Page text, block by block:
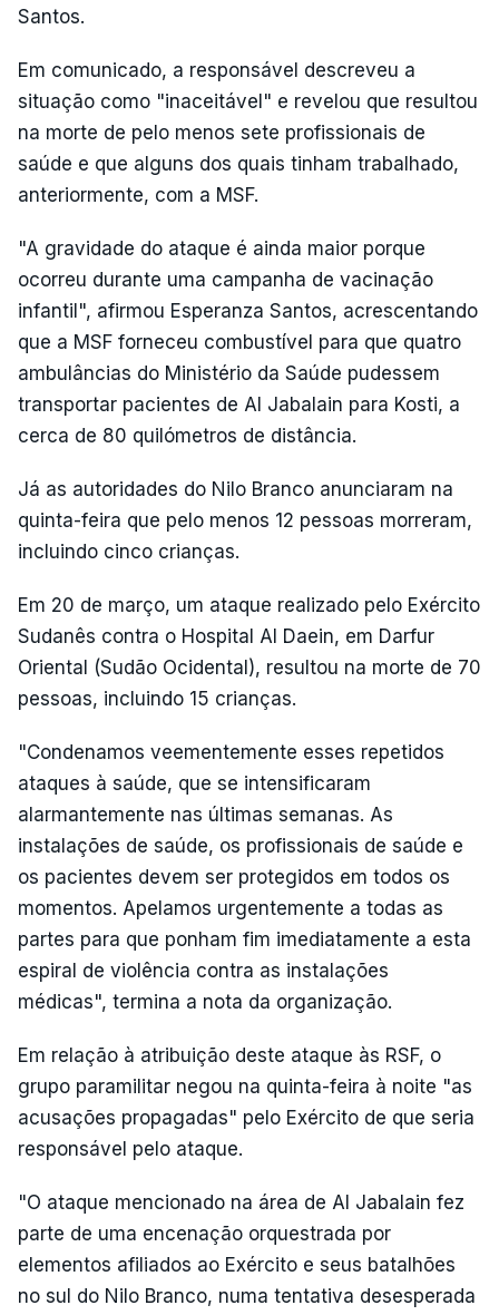
Santos.
Em comunicado, a responsável descreveu a
situação como "inaceitável" e revelou que resultou
na morte de pelo menos sete profissionais de
saúde e que alguns dos quais tinham trabalhado,
anteriormente, com a MSF.
"A gravidade do ataque é ainda maior porque
ocorreu durante uma campanha de vacinação
infantil", afirmou Esperanza Santos, acrescentando
que a MSF forneceu combustível para que quatro
ambulâncias do Ministério da Saúde pudessem
transportar pacientes de Al Jabalain para Kosti, a
cerca de 80 quilómetros de distância.
Já as autoridades do Nilo Branco anunciaram na
quinta-feira que pelo menos 12 pessoas morreram,
incluindo cinco crianças.
Em 20 de março, um ataque realizado pelo Exército
Sudanês contra o Hospital Al Daein, em Darfur
Oriental (Sudão Ocidental), resultou na morte de 70
pessoas, incluindo 15 crianças.
"Condenamos veementemente esses repetidos
ataques à saúde, que se intensificaram
alarmantemente nas últimas semanas. As
instalações de saúde, os profissionais de saúde e
os pacientes devem ser protegidos em todos os
momentos. Apelamos urgentemente a todas as
partes para que ponham fim imediatamente a esta
espiral de violência contra as instalações
médicas", termina a nota da organização.
Em relação à atribuição deste ataque às RSF, o
grupo paramilitar negou na quinta-feira à noite "as
acusações propagadas" pelo Exército de que seria
responsável pelo ataque.
"O ataque mencionado na área de Al Jabalain fez
parte de uma encenação orquestrada por
elementos afiliados ao Exército e seus batalhões
no sul do Nilo Branco, numa tentativa desesperada